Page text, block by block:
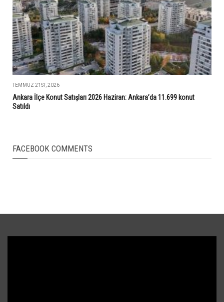
TEMMUZ 21ST, 2026
Ankara İlçe Konut Satışları 2026 Haziran: Ankara’da 11.699 konut
Satıldı
FACEBOOK COMMENTS